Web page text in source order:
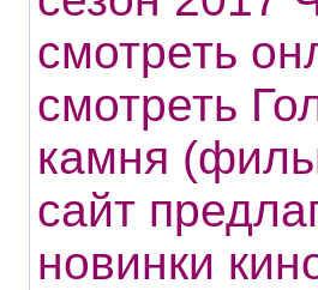
смотреть
смотреть
камня
сайт
новинки